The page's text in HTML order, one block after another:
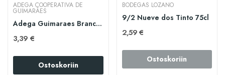
ADEGA COOPERATIVA DE
GUIMARÃES
Adega Guimaraes Branco 75cl
3,39 €
Ostoskoriin
BODEGAS LOZANO
9/2 Nueve dos Tinto 75cl
2,59 €
Ostoskoriin